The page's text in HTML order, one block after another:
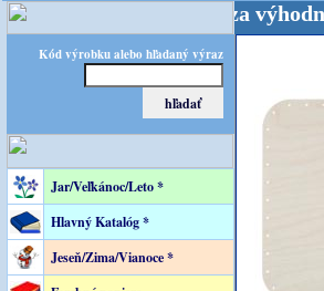
Kód výrobku alebo hľadaný výraz
Jar/Veľkánoc/Leto *
Hlavný Katalóg *
Jeseň/Zima/Vianoce *
- Kvalita za výhodnú cenu!